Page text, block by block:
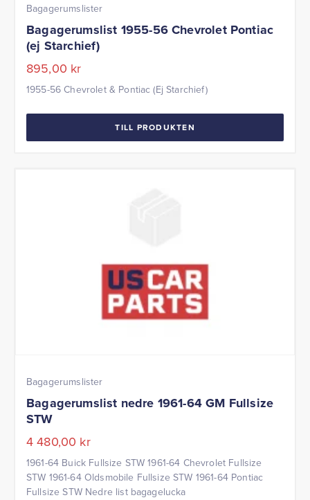
Bagagerumslister
Bagagerumslist 1955-56 Chevrolet Pontiac
(ej Starchief)
895,00 kr
1955-56 Chevrolet & Pontiac (Ej Starchief)
TILL PRODUKTEN
Bagagerumslister
Bagagerumslist nedre 1961-64 GM Fullsize
STW
4 480,00 kr
1961-64 Buick Fullsize STW 1961-64 Chevrolet Fullsize
STW 1961-64 Oldsmobile Fullsize STW 1961-64 Pontiac
Fullsize STW Nedre list bagagelucka